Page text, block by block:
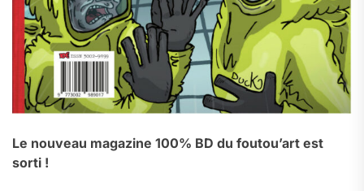
Le nouveau magazine 100% BD du foutou’art est
sorti !